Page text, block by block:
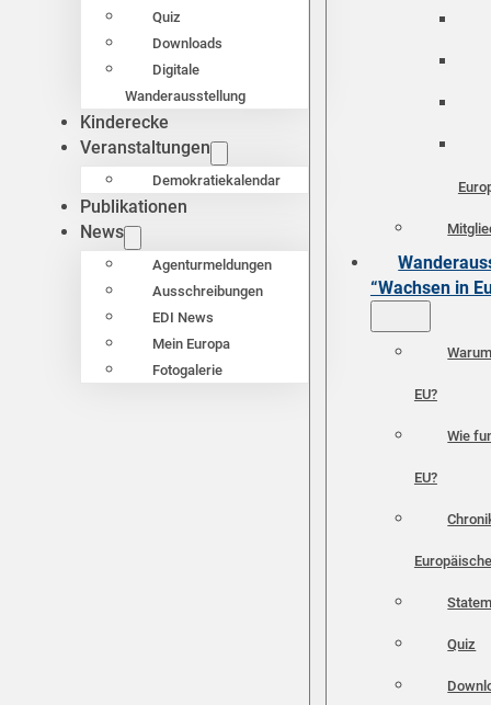
Quiz
Downloads
Digitale
Wanderausstellung
Kinderecke
Veranstaltungen
Demokratiekalendar
Publikationen
News
Agenturmeldungen
Ausschreibungen
EDI News
Mein Europa
Fotogalerie
“Wachsen in
EU?
Wie
EU?
Quiz